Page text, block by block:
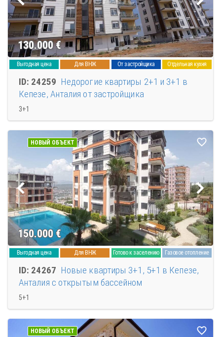
130.000€
Выгодная цена Для ВНЖ От застройщика Отдельная кухня
ID: 24259 Недорогие квартиры 2+1 и 3+1 в
Кепезе, Анталия от застройщика
3+1
150.000 €
НОВЫЙ ОБЪЕКТ
Выгодная цена Для ВНЖ Готово к заселению Газовое отопление
ID: 24267 Новые квартиры 3+1, 5+1 в Кепезе,
Анталия с открытым бассейном
5+1
НОВЫЙ ОБЪЕКТ